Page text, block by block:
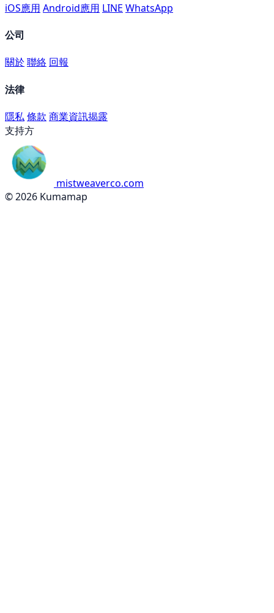
iOS應用 Android應用 LINE WhatsApp
公司
關於聯絡 回報
法律
隱私條款 商業資訊揭露
支持方
mistweaverco.com
© 2026 Kumamap